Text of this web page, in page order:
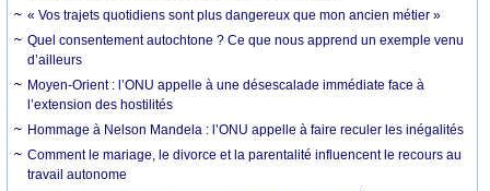
« Vos trajets quotidiens sont plus dangereux que mon ancien métier »
Quel consentement autochtone ? Ce que nous apprend un exemple venu
d’ailleurs
Moyen-Orient : l’ONU appelle à une désescalade immédiate face à
l’extension des hostilités
Hommage à Nelson Mandela : l’ONU appelle à faire reculer les inégalités
Comment le mariage, le divorce et la parentalité influencent le recours au
travail autonome